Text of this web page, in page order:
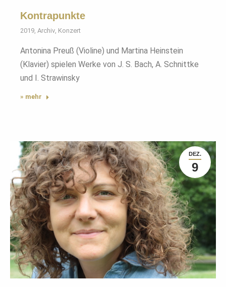
Kontrapunkte
2019 Archiv Konzert
Antonina Preuß (Violine) und Martina Heinstein
(Klavier) spielen Werke von J. S. Bach, A. Schnittke
und I. Strawinsky
» mehr
DEZ.
9